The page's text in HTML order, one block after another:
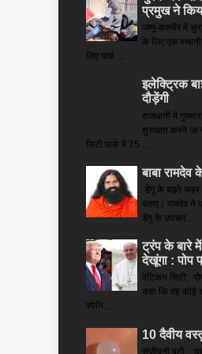
प्रमुख ने
जम्मू-कश्मीर में
के लिए एक
लिए चर्चा ...
इलेक्ट्रिक
दौड़ेंगी
राजधानी में
शुरुआत करने जा
सिटी पार्क में 75 ...
बाबा
डेंगू के बढ़ते कहर
बताए। रामदेव
डेंगू के उपचार...
ट्रंप के बारे
देखूंगा : पोप
वेटिकन सिटी:
कहा कि वह कोई
स्पेनि...
10 दैवीय
संजीवनी बूटी :